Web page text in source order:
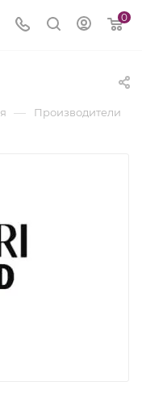
0
— Производители